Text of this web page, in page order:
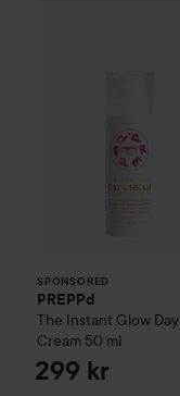
SPONSORED
PREPPd
The Instant Glow Day
Cream 50 ml
299 kr